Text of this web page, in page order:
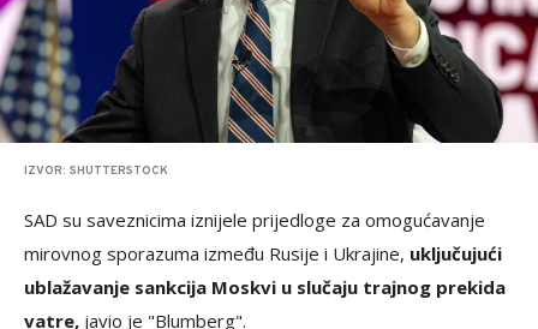
IZVOR: SHUTTERSTOCK
SAD su saveznicima iznijele prijedloge za omogućavanje
mirovnog sporazuma između Rusije i Ukrajine, uključujući
ublažavanje sankcija Moskvi u slučaju trajnog prekida
vatre, javio je "Blumberg".